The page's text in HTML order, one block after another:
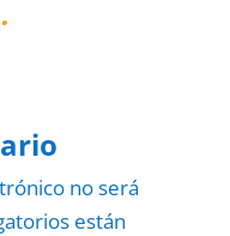
no será
están